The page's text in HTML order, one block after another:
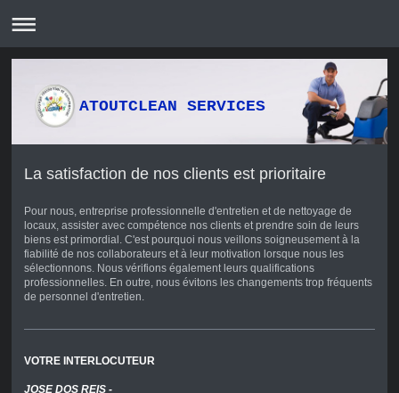
ATOUTCLEAN SERVICES
La satisfaction de nos clients est prioritaire
Pour nous, entreprise professionnelle d'entretien et de nettoyage de
locaux, assister avec compétence nos clients et prendre soin de leurs
biens est primordial. C'est pourquoi nous veillons soigneusement à la
fiabilité de nos collaborateurs et à leur motivation lorsque nous les
sélectionnons. Nous vérifions également leurs qualifications
professionnelles. En outre, nous évitons les changements trop fréquents
de personnel d'entretien.
VOTRE INTERLOCUTEUR
JOSE DOS REIS -